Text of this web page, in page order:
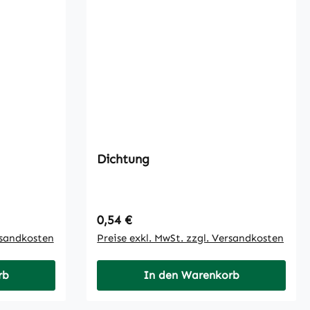
Dichtung
Regulärer Preis:
0,54 €
Preise exkl. MwSt. zzgl. Versandkosten
In den Warenkorb